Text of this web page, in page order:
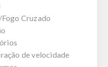
Cruzado
de velocidade